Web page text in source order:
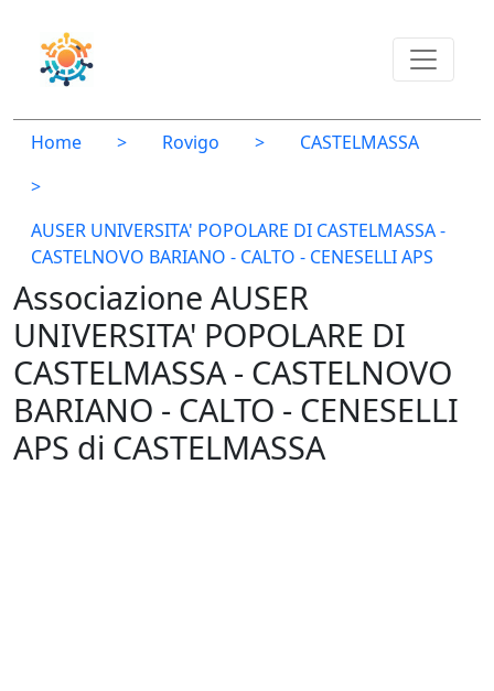
Home > Rovigo >
CASTELMASSA
>
AUSER UNIVERSITA' POPOLARE DI CASTELMASSA -
CASTELNOVO BARIANO - CALTO - CENESELLI APS
Associazione AUSER
UNIVERSITA' POPOLARE DI
CASTELMASSA - CASTELNOVO
BARIANO - CALTO - CENESELLI
APS di CASTELMASSA